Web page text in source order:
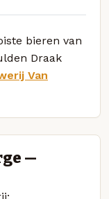
bieren van
Draak
Van
—